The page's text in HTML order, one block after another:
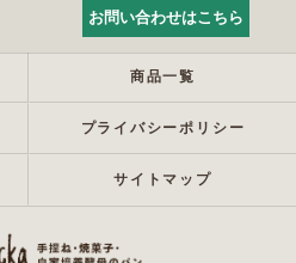
お問い合わせはこちら
商品一覧
プライバシーポリシー
サイトマップ